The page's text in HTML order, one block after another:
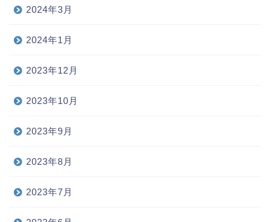
2024年3月
2024年1月
2023年12月
2023年10月
2023年9月
2023年8月
2023年7月